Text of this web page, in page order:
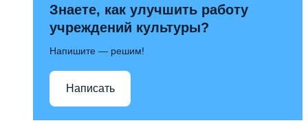
Знаете, как улучшить работу
учреждений культуры?
Напишите — решим!
Написать